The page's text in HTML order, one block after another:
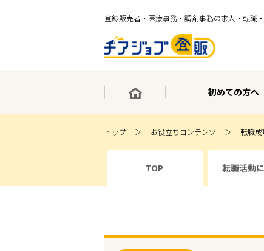
登録販売者・医療事務・調剤事務の求人・転職
初めての方へ
トップ お役立ちコンテンツ 転職成
TOP 転職活動